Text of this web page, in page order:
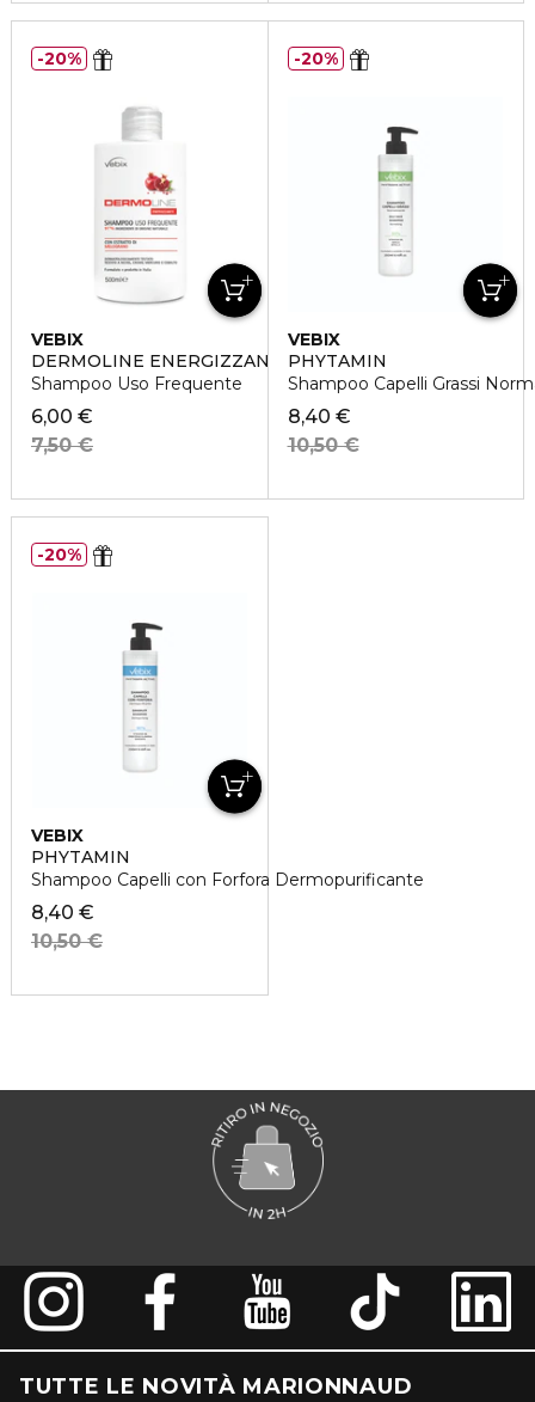
VEBIX
DERMOLINE ENERGIZZANTE
Shampoo Uso Frequente
6,00 €
7,50 €
20%
VEBIX
PHYTAMIN
Shampoo Capelli Grassi
8,40 €
10,50 €
20%
VEBIX
PHYTAMIN
Shampoo Capelli con Forfora Dermopurificante
8,40 €
10,50 €
20%
TUTTE LE NOVITÀ MARIONNAUD